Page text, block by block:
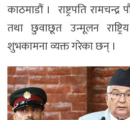
काठमाडौं । राष्ट्रपति
तथा छुवाछूत उन्मूलन
शुभकामना व्यक्त गरेका छन् ।